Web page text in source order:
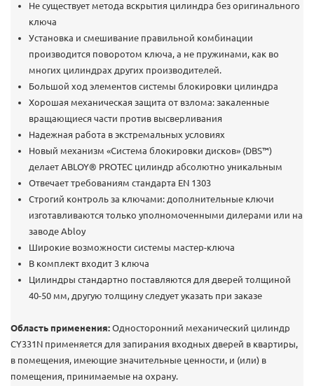
Не существует метода вскрытия цилиндра без оригинального
ключа
Установка и смешивание правильной комбинации
производится поворотом ключа, а не пружинами, как во
многих цилиндрах других производителей.
Большой ход элементов системы блокировки цилиндра
Хорошая механическая защита от взлома: закаленные
вращающиеся части против высверливания
Надежная работа в экстремальных условиях
Новый механизм «Система блокировки дисков» (DBS™)
делает ABLOY® PROTEC цилиндр абсолютно уникальным
Отвечает требованиям стандарта EN 1303
Строгий контроль за ключами: дополнительные ключи
изготавливаются только уполномоченными дилерами или на
заводе Abloy
Широкие возможности системы мастер-ключа
В комплект входит 3 ключа
Цилиндры стандартно поставляются для дверей толщиной
40-50 мм, другую толщину следует указать при заказе
Область применения: Односторонний механический цилиндр
CY331N применяется для запирания входных дверей в квартиры,
в помещения, имеющие значительные ценности, и (или) в
помещения, принимаемые на охрану.